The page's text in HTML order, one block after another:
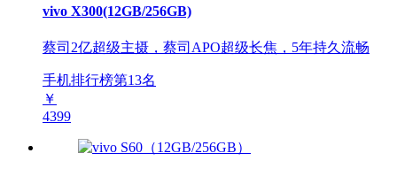
vivo X300(12GB/256GB)
蔡司2亿超级主摄，蔡司APO超级长焦，5年持久流畅
手机排行榜第13名
￥
4399